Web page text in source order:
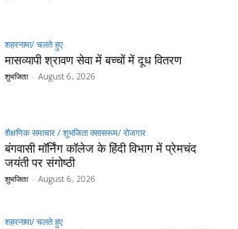
शहरनामा/ चलते हुए
मासव्यापी श्रावण सेवा में बच्चों में दूध वितरण
शुभजिता - August 6, 2026
शैक्षणिक समाचार / शुभजिता क्सासरूम/ रोजगार
बंगवासी मॉर्निंग कॉलेज के हिंदी विभाग में प्रेमचंद
जयंती पर संगोष्ठी
शुभजिता - August 6, 2026
शहरनामा/ चलते हुए